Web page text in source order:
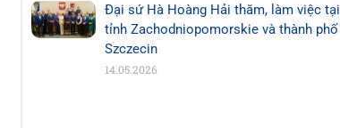
Đại sứ Hà Hoàng Hải thăm, làm việc tại
tỉnh Zachodniopomorskie và thành phố
Szczecin
14.05.2026